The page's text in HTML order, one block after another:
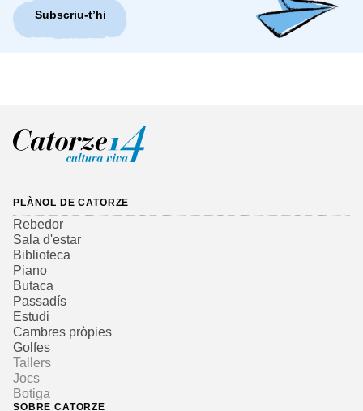
Subscriu-t’hi
PLÀNOL DE CATORZE
Rebedor
Sala d'estar
Biblioteca
Piano
Butaca
Passadís
Estudi
Cambres pròpies
Golfes
Tallers
Jocs
Botiga
SOBRE CATORZE